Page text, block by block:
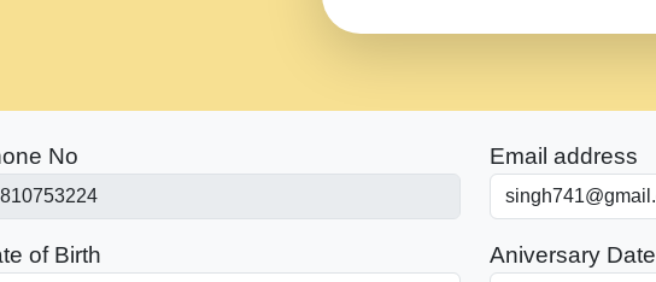
No Email address
of Birth Aniversary Date